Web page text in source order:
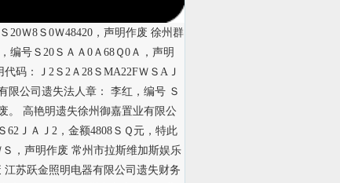
20Ｗ8Ｓ0Ｗ48420，声明作废 徐州群
编号Ｓ20ＳＡＡ0Ａ68Ｑ0Ａ，声明
码：Ｊ2Ｓ2Ａ28ＳMA22FＷＳAＪ
限公司遗失法人章： 李红，编号 Ｓ
。 高艳明遗失徐州御嘉置业有限公
62ＪＡＪ2，金额4808ＳＱ元，特此
，声明作废 常州市拉斯维加斯娱乐
苏跃金照明电器有限公司遗失财务